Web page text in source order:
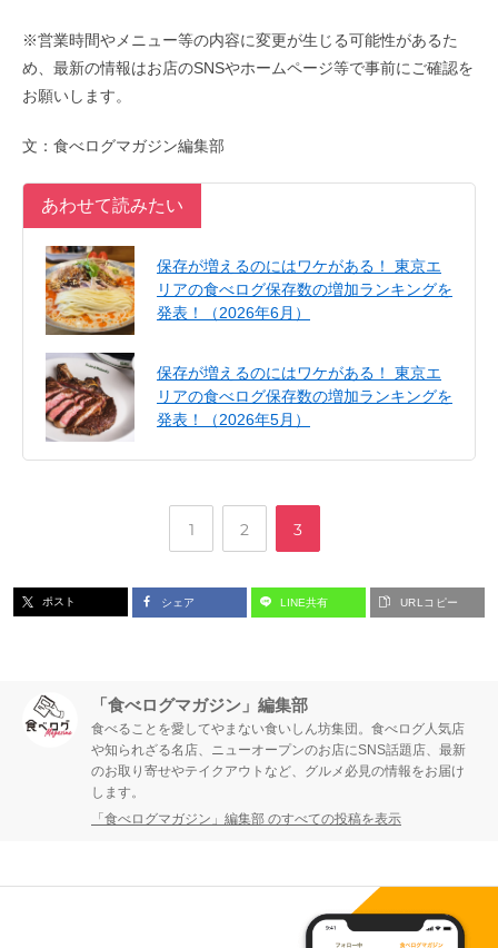
※営業時間やメニュー等の内容に変更が生じる可能性があるた
め、最新の情報はお店のSNSやホームページ等で事前にご確認を
お願いします。
文：食べログマガジン編集部
あわせて読みたい
保存が増えるのにはワケがある！ 東京エ
リアの食べログ保存数の増加ランキングを
発表！（2026年6月）
保存が増えるのにはワケがある！ 東京エ
リアの食べログ保存数の増加ランキングを
発表！（2026年5月）
ペ
ジ
1
,
ペ
ジ
2
,
ペ
ジ
3
ポスト シェア LINE共有 URLコピー
「食べログマガジン」編集部
食べることを愛してやまない食いしん坊集団。食べログ人気店
や知られざる名店、ニューオープンのお店にSNS話題店、最新
のお取り寄せやテイクアウトなど、グルメ必見の情報をお届け
します。
「食べログマガジン」編集部 のすべての投稿を表示